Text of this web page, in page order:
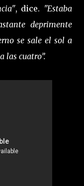
, dice. "Estaba
deprimente
se sale el sol a
las cuatro”.